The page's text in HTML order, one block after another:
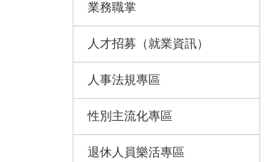
業務職掌
人才招募（就業資訊）
人事法規專區
性別主流化專區
退休人員樂活專區